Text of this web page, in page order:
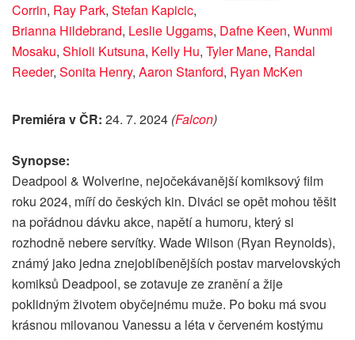
Corrin, Ray Park, Stefan Kapicic,
Brianna Hildebrand, Leslie Uggams, Dafne Keen, Wunmi
Mosaku, Shioli Kutsuna, Kelly Hu, Tyler Mane, Randal
Reeder, Sonita Henry, Aaron Stanford, Ryan McKen
Premiéra v ČR: 24. 7. 2024 (Falcon)
Synopse:
Deadpool & Wolverine, nejočekávanější komiksový film
roku 2024, míří do českých kin. Diváci se opět mohou těšit
na pořádnou dávku akce, napětí a humoru, který si
rozhodně nebere servítky. Wade Wilson (Ryan Reynolds),
známý jako jedna znejoblíbenějších postav marvelovských
komiksů Deadpool, se zotavuje ze zranění a žije
poklidným životem obyčejnému muže. Po boku má svou
krásnou milovanou Vanessu a léta v červeném kostýmu